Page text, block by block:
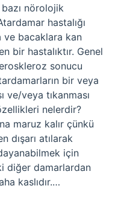
bazı nörolojik
hastalığı
ve bacaklara kan
bir hastalıktır. Genel
sonucu
bir veya
ve/veya tıkanması
nelerdir?
maruz kalır çünkü
dışarı atılarak
için
diğer damarlardan
kaslıdır.…